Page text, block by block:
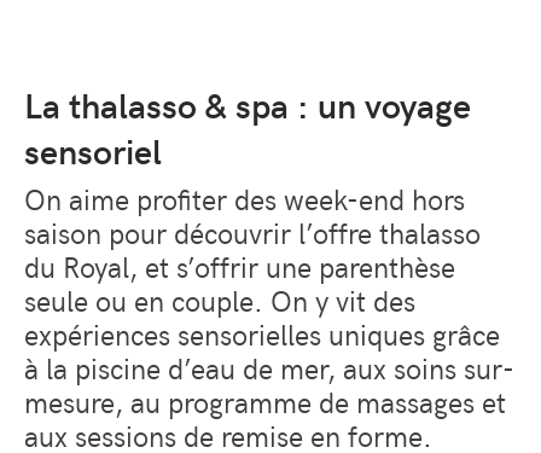
La thalasso & spa : un voyage
sensoriel
On aime profiter des week-end hors
saison pour découvrir l’offre thalasso
du Royal, et s’offrir une parenthèse
seule ou en couple. On y vit des
expériences sensorielles uniques grâce
à la piscine d’eau de mer, aux soins sur-
mesure, au programme de massages et
aux sessions de remise en forme.